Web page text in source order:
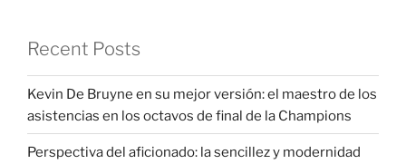
Recent Posts
Kevin De Bruyne en su mejor versión: el maestro de los
asistencias en los octavos de final de la Champions
Perspectiva del aficionado: la sencillez y modernidad